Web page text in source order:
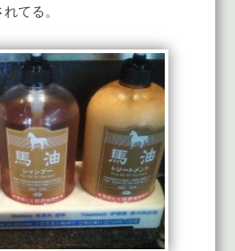
てる。